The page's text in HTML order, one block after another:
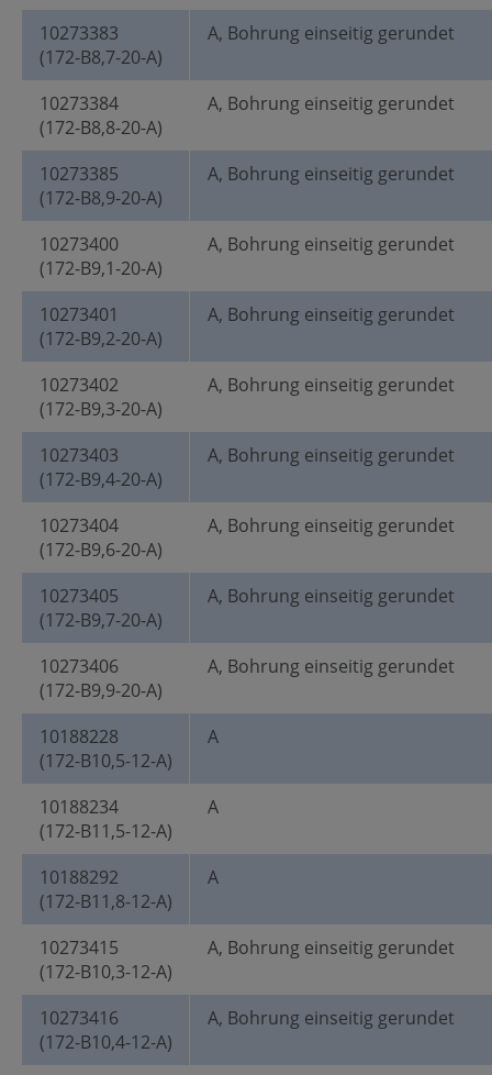
10273383
(172-B8,7-20-A)
A, Bohrung einseitig gerundet
10273384
(172-B8,8-20-A)
A, Bohrung einseitig gerundet
10273385
(172-B8,9-20-A)
A, Bohrung einseitig gerundet
10273400
(172-B9,1-20-A)
A, Bohrung einseitig gerundet
10273401
(172-B9,2-20-A)
A, Bohrung einseitig gerundet
10273402
(172-B9,3-20-A)
A, Bohrung einseitig gerundet
10273403
(172-B9,4-20-A)
A, Bohrung einseitig gerundet
10273404
(172-B9,6-20-A)
A, Bohrung einseitig gerundet
10273405
(172-B9,7-20-A)
A, Bohrung einseitig gerundet
10273406
(172-B9,9-20-A)
A, Bohrung einseitig gerundet
10188228
(172-B10,5-12-A)
A
10188234
(172-B11,5-12-A)
A
10188292
(172-B11,8-12-A)
A
10273415
(172-B10,3-12-A)
A, Bohrung einseitig gerundet
10273416
(172-B10,4-12-A)
A, Bohrung einseitig gerundet